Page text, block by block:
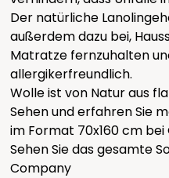
Der natürliche
außerdem dazu bei,
Matratze fernzuhalten
allergikerfreundlich.
Wolle ist von Natur aus
Sehen und erfahren Sie
im Format 70x160 cm
Sehen Sie das gesamte
Company